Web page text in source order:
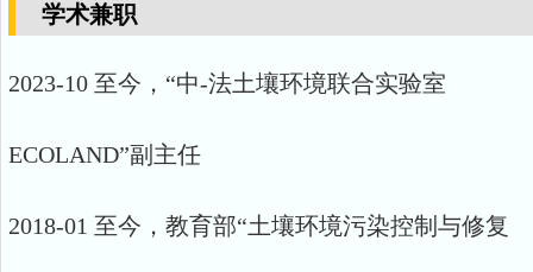
学术兼职
2023-10 至今，“中-法土壤环境联合实验室
ECOLAND”副主任
2018-01 至今，教育部“土壤环境污染控制与修复